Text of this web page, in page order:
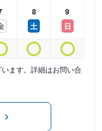
8
土
9
日
ます。詳細はお問い合